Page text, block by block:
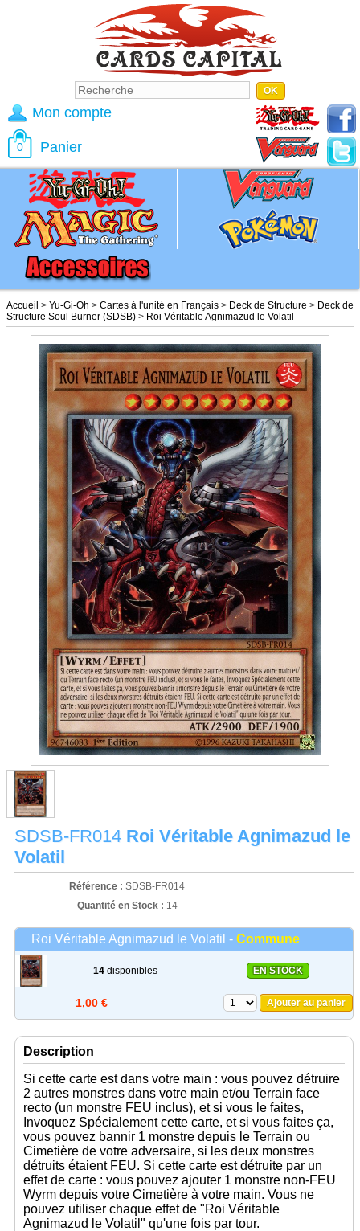
Accueil > Yu-Gi-Oh > Cartes à l'unité en Français > Deck de Structure > Deck de
Structure Soul Burner (SDSB) > Roi Véritable Agnimazud le Volatil
SDSB-FR014 Roi Véritable Agnimazud le
Volatil
Référence : SDSB-FR014
Quantité en Stock : 14
Roi Véritable Agnimazud le Volatil - Commune
14disponibles EN STOCK
1,00 € Ajouter au panier
Description
Si cette carte est dans votre main : vous pouvez détruire
2 autres monstres dans votre main et/ou Terrain face
recto (un monstre FEU inclus), et si vous le faites,
Invoquez Spécialement cette carte, et si vous faites ça,
vous pouvez bannir 1 monstre depuis le Terrain ou
Cimetière de votre adversaire, si les deux monstres
détruits étaient FEU. Si cette carte est détruite par un
effet de carte : vous pouvez ajouter 1 monstre non-FEU
Wyrm depuis votre Cimetière à votre main. Vous ne
pouvez utiliser chaque effet de "Roi Véritable
Agnimazud le Volatil" qu'une fois par tour.
Mon compte
0 Panier